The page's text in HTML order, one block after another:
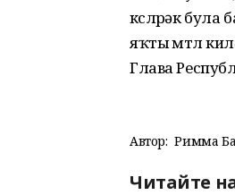
көслөрәк
яҡты өмөтлө
Глава
Автор: Римма
Читайте